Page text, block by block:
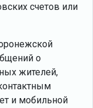
счетов или
о
жителей,
и мобильной